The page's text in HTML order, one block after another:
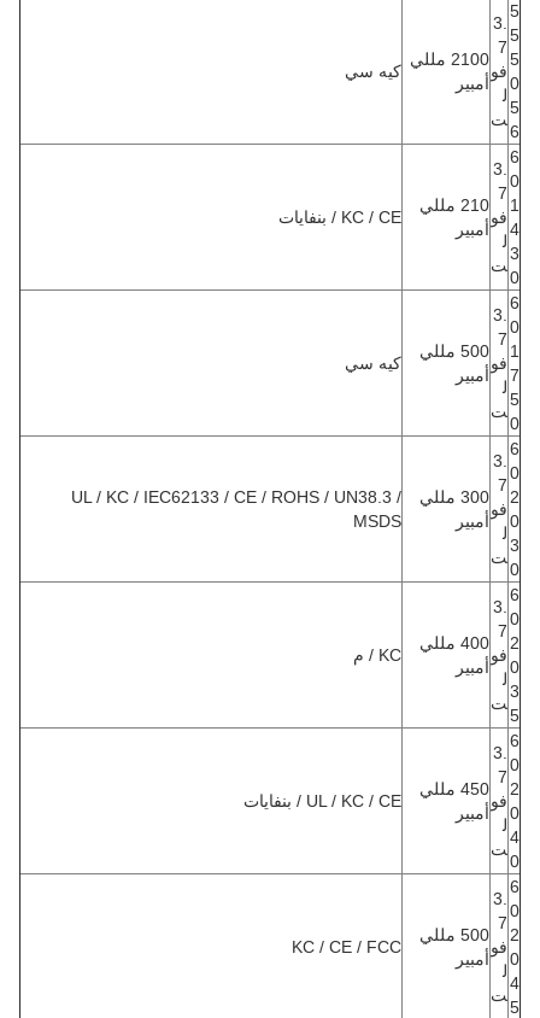
5
5
5
0
5
6
3.
7
فو
ل
ت
2100 مللي
أمبير
كيه سي
6
0
1
4
3
0
3.
7
فو
ل
ت
210 مللي
أمبير
KC / CE / بنفايات
6
0
1
7
5
0
3.
7
فو
ل
ت
500 مللي
أمبير
كيه سي
6
0
2
0
3
0
3.
7
فو
ل
ت
300 مللي
أمبير
UL / KC / IEC62133 / CE / ROHS / UN38.3 /
MSDS
6
0
2
0
3
5
3.
7
فو
ل
ت
400 مللي
أمبير
KC / م
6
0
2
0
4
0
3.
7
فو
ل
ت
450 مللي
أمبير
UL / KC / CE / بنفايات
6
0
2
0
4
5
3.
7
فو
ل
ت
500 مللي
أمبير
KC / CE / FCC